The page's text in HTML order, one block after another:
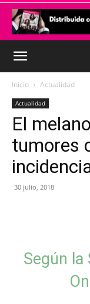
Inicio Actualidad
Actualidad
El
tumores
30 julio, 2018
Según la